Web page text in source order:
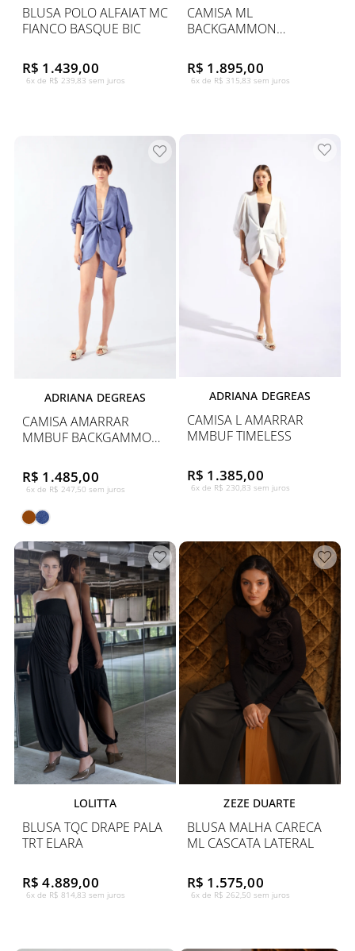
BLUSA POLO ALFAIAT MC
FIANCO BASQUE BIC
R$ 1.439,00
6x de R$ 239,83 sem juros
CAMISA ML
BACKGAMMON
R$ 1.895,00
6x de R$ 315,83 sem juros
ADRIANA DEGREAS
CAMISA AMARRAR
MMBUF BACKGAMMON
R$ 1.485,00
6x de R$ 247,50 sem juros
ADRIANA DEGREAS
CAMISA L AMARRAR
MMBUF TIMELESS
R$ 1.385,00
6x de R$ 230,83 sem juros
LOLITTA
BLUSA TQC DRAPE PALA
TRT ELARA
R$ 4.889,00
6x de R$ 814,83 sem juros
ZEZE DUARTE
BLUSA MALHA CARECA
ML CASCATA LATERAL
R$ 1.575,00
6x de R$ 262,50 sem juros